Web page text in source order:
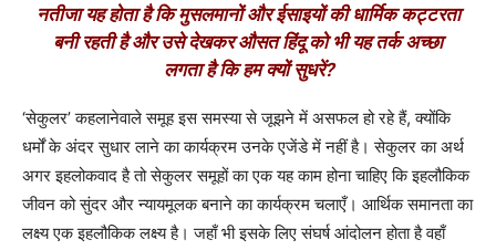
नतीजा यह होता है कि मुसलमानों और ईसाइयों की धार्मिक कट्टरता
बनी रहती है और उसे देखकर औसत हिंदू को भी यह तर्क अच्छा
लगता है कि हम क्यों सुधरें?
‘सेकुलर’कहलानेवाले समूह इस समस्या से जूझने में असफल हो रहे हैं, क्योंकि
धर्मों के अंदर सुधार लाने का कार्यक्रम उनके एजेंडे में नहीं है। सेकुलर का अर्थ
अगर इहलोकवाद है तो सेकुलर समूहों का एक यह काम होना चाहिए कि इहलौकिक
जीवन को सुंदर और न्यायमूलक बनाने का कार्यक्रम चलाएँ। आर्थिक समानता का
लक्ष्य एक इहलौकिक लक्ष्य है। जहाँ भी इसके लिए संघर्ष आंदोलन होता है वहाँ